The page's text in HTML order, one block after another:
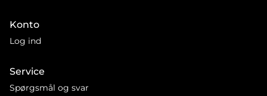
Konto
Log ind
Service
Spørgsmål og svar